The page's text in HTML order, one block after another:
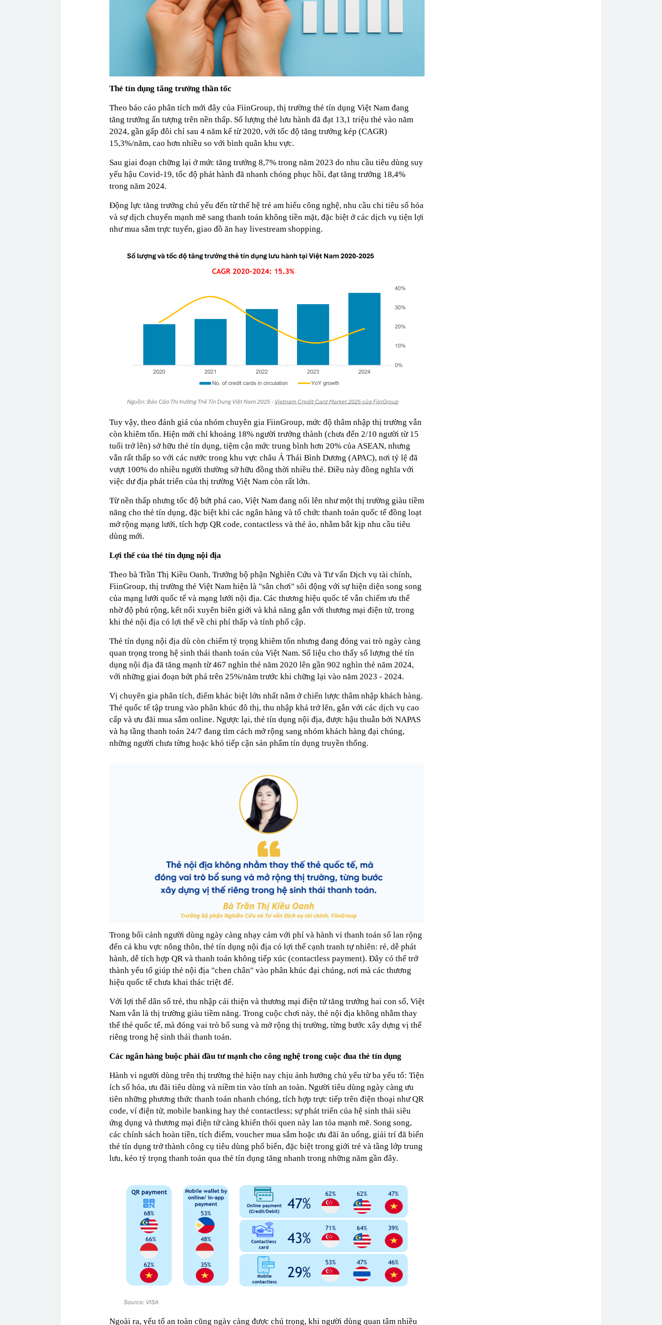
Thẻ tín dụng tăng trưởng thần tốc
Theo báo cáo phân tích mới đây của FiinGroup, thị trường thẻ tín dụng Việt Nam đang
tăng trưởng ấn tượng trên nền thấp. Số lượng thẻ lưu hành đã đạt 13,1 triệu thẻ vào năm
2024, gần gấp đôi chỉ sau 4 năm kể từ 2020, với tốc độ tăng trưởng kép (CAGR)
15,3%/năm, cao hơn nhiều so với bình quân khu vực.
Sau giai đoạn chững lại ở mức tăng trưởng 8,7% trong năm 2023 do nhu cầu tiêu dùng suy
yếu hậu Covid-19, tốc độ phát hành đã nhanh chóng phục hồi, đạt tăng trưởng 18,4%
trong năm 2024.
Động lực tăng trưởng chủ yếu đến từ thế hệ trẻ am hiểu công nghệ, nhu cầu chi tiêu số hóa
và sự dịch chuyển mạnh mẽ sang thanh toán không tiền mặt, đặc biệt ở các dịch vụ tiện lợi
như mua sắm trực tuyến, giao đồ ăn hay livestream shopping.
Tuy vậy, theo đánh giá của nhóm chuyên gia FiinGroup, mức độ thâm nhập thị trường vẫn
còn khiêm tốn. Hiện mới chỉ khoảng 18% người trưởng thành (chưa đến 2/10 người từ 15
tuổi trở lên) sở hữu thẻ tín dụng, tiệm cận mức trung bình hơn 20% của ASEAN, nhưng
vẫn rất thấp so với các nước trong khu vực châu Á Thái Bình Dương (APAC), nơi tỷ lệ đã
vượt 100% do nhiều người thường sở hữu đồng thời nhiều thẻ. Điều này đồng nghĩa với
việc dư địa phát triển của thị trường Việt Nam còn rất lớn.
Từ nền thấp nhưng tốc độ bứt phá cao, Việt Nam đang nổi lên như một thị trường giàu tiềm
năng cho thẻ tín dụng, đặc biệt khi các ngân hàng và tổ chức thanh toán quốc tế đồng loạt
mở rộng mạng lưới, tích hợp QR code, contactless và thẻ ảo, nhằm bắt kịp nhu cầu tiêu
dùng mới.
Lợi thế của thẻ tín dụng nội địa
Theo bà Trần Thị Kiều Oanh, Trưởng bộ phận Nghiên Cứu và Tư vấn Dịch vụ tài chính,
FiinGroup, thị trường thẻ Việt Nam hiện là "sân chơi" sôi động với sự hiện diện song song
của mạng lưới quốc tế và mạng lưới nội địa. Các thương hiệu quốc tế vẫn chiếm ưu thế
nhờ độ phủ rộng, kết nối xuyên biên giới và khả năng gắn với thương mại điện tử, trong
khi thẻ nội địa có lợi thế về chi phí thấp và tính phổ cập.
Thẻ tín dụng nội địa dù còn chiếm tỷ trọng khiêm tốn nhưng đang đóng vai trò ngày càng
quan trọng trong hệ sinh thái thanh toán của Việt Nam. Số liệu cho thấy số lượng thẻ tín
dụng nội địa đã tăng mạnh từ 467 nghìn thẻ năm 2020 lên gần 902 nghìn thẻ năm 2024,
với những giai đoạn bứt phá trên 25%/năm trước khi chững lại vào năm 2023 - 2024.
Vị chuyên gia phân tích, điểm khác biệt lớn nhất nằm ở chiến lược thâm nhập khách hàng.
Thẻ quốc tế tập trung vào phân khúc đô thị, thu nhập khá trở lên, gắn với các dịch vụ cao
cấp và ưu đãi mua sắm online. Ngược lại, thẻ tín dụng nội địa, được hậu thuẫn bởi NAPAS
và hạ tầng thanh toán 24/7 đang tìm cách mở rộng sang nhóm khách hàng đại chúng,
những người chưa từng hoặc khó tiếp cận sản phẩm tín dụng truyền thống.
Trong bối cảnh người dùng ngày càng nhạy cảm với phí và hành vi thanh toán số lan rộng
đến cả khu vực nông thôn, thẻ tín dụng nội địa có lợi thế cạnh tranh tự nhiên: rẻ, dễ phát
hành, dễ tích hợp QR và thanh toán không tiếp xúc (contactless payment). Đây có thể trở
thành yếu tố giúp thẻ nội địa "chen chân" vào phân khúc đại chúng, nơi mà các thương
hiệu quốc tế chưa khai thác triệt để.
Với lợi thế dân số trẻ, thu nhập cải thiện và thương mại điện tử tăng trưởng hai con số, Việt
Nam vẫn là thị trường giàu tiềm năng. Trong cuộc chơi này, thẻ nội địa không nhằm thay
thế thẻ quốc tế, mà đóng vai trò bổ sung và mở rộng thị trường, từng bước xây dựng vị thế
riêng trong hệ sinh thái thanh toán.
Các ngân hàng buộc phải đầu tư mạnh cho công nghệ trong cuộc đua thẻ tín dụng
Hành vi người dùng trên thị trường thẻ hiện nay chịu ảnh hưởng chủ yếu từ ba yếu tố: Tiện
ích số hóa, ưu đãi tiêu dùng và niềm tin vào tính an toàn. Người tiêu dùng ngày càng ưu
tiên những phương thức thanh toán nhanh chóng, tích hợp trực tiếp trên điện thoại như QR
code, ví điện tử, mobile banking hay thẻ contactless; sự phát triển của hệ sinh thái siêu
ứng dụng và thương mại điện tử càng khiến thói quen này lan tỏa mạnh mẽ. Song song,
các chính sách hoàn tiền, tích điểm, voucher mua sắm hoặc ưu đãi ăn uống, giải trí đã biến
thẻ tín dụng trở thành công cụ tiêu dùng phổ biến, đặc biệt trong giới trẻ và tầng lớp trung
lưu, kéo tỷ trọng thanh toán qua thẻ tín dụng tăng nhanh trong những năm gần đây.
Ngoài ra, yếu tố an toàn cũng ngày càng được chú trọng, khi người dùng quan tâm nhiều